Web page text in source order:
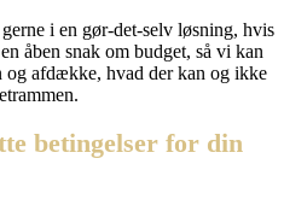
i en gør-det-selv løsning, hvis
åben snak om budget, så vi kan
og afdække, hvad der kan og ikke
betingelser for din